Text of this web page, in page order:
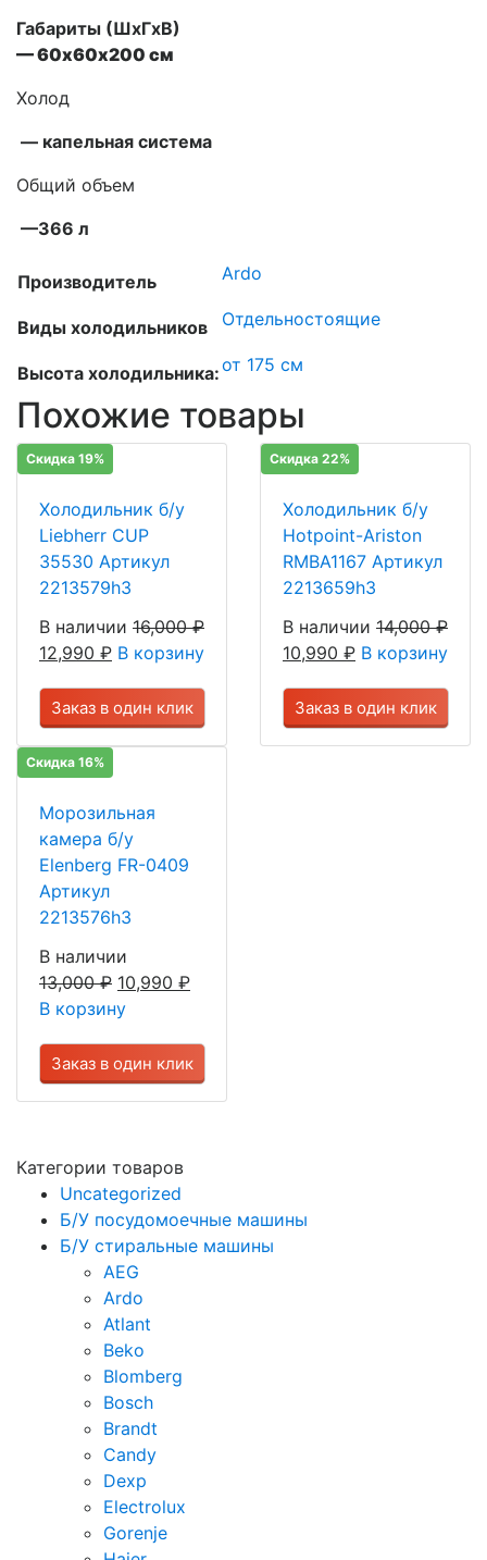
Габариты (ШxГxВ)
— 60х60х200 см
Холод
— капельная система
Общий объем
—366 л
Производитель Ardo
Виды холодильников Отдельностоящие
Высота холодильника:от 175 см
Похожие товары
Скидка 19%
Холодильник б/у
Liebherr CUP
35530 Артикул
2213579h3
В наличии 16,000₽
12,990 ₽ В корзину
Заказ в один клик
Скидка 22%
Холодильник б/у
Hotpoint-Ariston
RMBA1167 Артикул
2213659h3
В наличии 14,000₽
10,990 ₽ В корзину
Заказ в один клик
Скидка 16%
Морозильная
камера б/у
Elenberg FR-0409
Артикул
2213576h3
В наличии
13,000₽ 10,990 ₽
В корзину
Заказ в один клик
Категории товаров
Uncategorized
Б/У посудомоечные машины
Б/У стиральные машины
AEG
Ardo
Atlant
Beko
Blomberg
Bosch
Brandt
Candy
Dexp
Electrolux
Gorenje